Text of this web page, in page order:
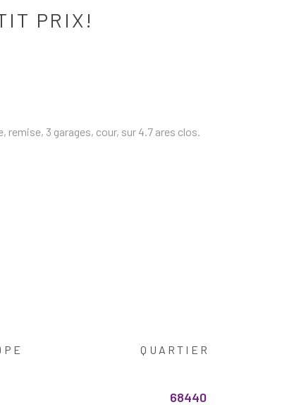
PRIX!
remise, 3 garages, cour, sur 4.7 ares clos.
QUARTIER
68440